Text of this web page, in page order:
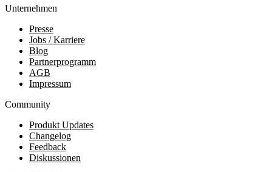
Unternehmen
Presse
Jobs / Karriere
Blog
Partnerprogramm
AGB
Impressum
Community
Produkt Updates
Changelog
Feedback
Diskussionen